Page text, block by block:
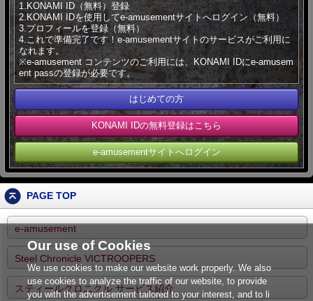
1.KONAMI ID（無料）登録
2.KONAMI IDを使用してe-amusementサイトへログイン（無料）
3.プロフィールを登録（無料）
4.これで準備完了です！e-amusementサイトのサービスがご利用に
なれます。
※e-amusement コンテンツのご利用には、KONAMI IDにe-amusem
ent passの登録が必要です。
はじめての方
KONAMI IDの無料登録はこちら
e-amusementサイトへログイン
PAGE TOP
e-amusement
Steel Chronicle VICTROOPERS
スティールクロニクル サービス紹介
Our use of Cookies
We use cookies to make our website work properly. We also
use cookies to analyze the traffic of our website, to provide
you with the advertisement tailored to your interest, and to li